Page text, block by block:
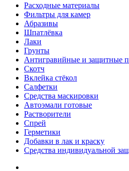
Расходные материалы
Фильтры для камер
Абразивы
Шпатлёвка
Лаки
Грунты
Антигравийные и защитные
Скотч
Вклейка стёкол
Салфетки
Средства маскировки
Автоэмали готовые
Растворители
Спрей
Герметики
Добавки в лак и краску
Средства индивидуальной